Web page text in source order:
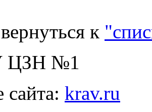
вернуться к
ЦЗН №1
сайта: krav.ru